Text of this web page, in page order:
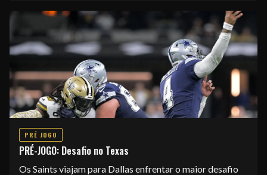
PRÉ JOGO
PRÉ-JOGO: Desafio no Texas
Os Saints viajam para Dallas enfrentar o maior desafio